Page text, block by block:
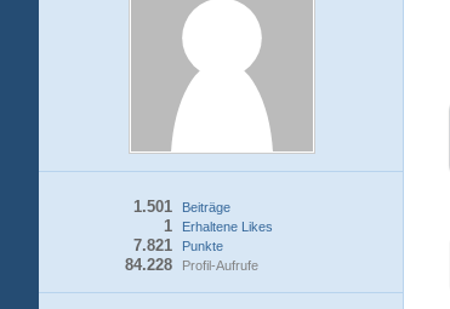
Beiträge
1.501
Erhaltene Likes
1
Punkte
7.821
Profil-Aufrufe
84.228